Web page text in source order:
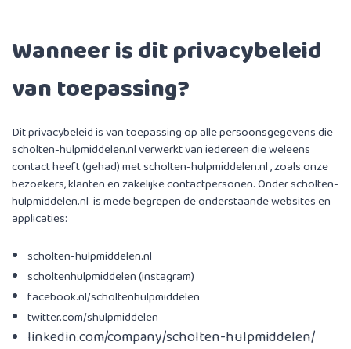
Wanneer is dit privacybeleid
van toepassing?
Dit privacybeleid is van toepassing op alle persoonsgegevens die
scholten-hulpmiddelen.nl verwerkt van iedereen die weleens
contact heeft (gehad) met scholten-hulpmiddelen.nl , zoals onze
bezoekers, klanten en zakelijke contactpersonen. Onder scholten-
hulpmiddelen.nl is mede begrepen de onderstaande websites en
applicaties:
scholten-hulpmiddelen.nl
scholtenhulpmiddelen (instagram)
facebook.nl/scholtenhulpmiddelen
twitter.com/shulpmiddelen
linkedin.com/company/scholten-hulpmiddelen/